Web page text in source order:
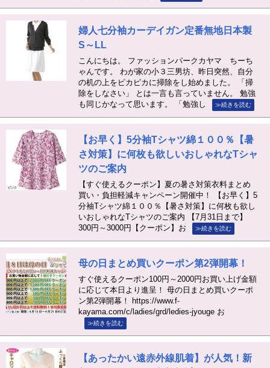
婦人七分袖カーデイガン定番無地日本製
S～LL
こんにちは。 ファッションパークカヤマ ちーち
ゃんです。 わが家の小３三男坊、昨日突然、自分
の机の上をピカピカに掃除をし始めました。 「掃
除をしなさい」 とは一言も言っていません。 勉強
も同じかなって思います。 「勉強し
≫続きを読む
【お早く】5分袖Tシャツ綿１００％【暑
さ対策】に何枚も欲しいおしゃれなTシャ
ツのご案内
【すぐ使えるクーポン】夏の暑さ対策衣料まとめ
買い・負担軽減キャンペーン開催中！ 【お早く】5
分袖Tシャツ綿１００％【暑さ対策】に何枚も欲し
いおしゃれなTシャツのご案内 【7月31日まで】
300円～3000円【クーポン】お
≫続きを読む
母の日まとめ買いクーポン第2弾開幕！
すぐ使えるクーポン100円～2000円お買い上げ金額
に応じて本日より進呈！ 母の日まとめ買いクーポ
ン第2弾開幕！ https://www.f-
kayama.com/c/ladies/grd/ledies-jyouge お
≫続きを読む
【あったかい遠赤外線肌着】が人気！新